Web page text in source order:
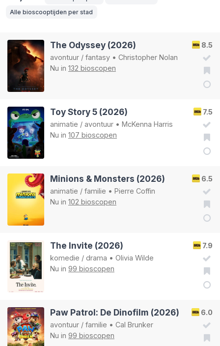
Alle bioscooptijden per stad
8.5
The Odyssey (2026)
avontuur / fantasy • Christopher Nolan
Nu in 132 bioscopen
7.5
Toy Story 5 (2026)
animatie / avontuur • McKenna Harris
Nu in 107 bioscopen
6.5
Minions & Monsters (2026)
animatie / familie • Pierre Coffin
Nu in 102 bioscopen
7.9
The Invite (2026)
komedie / drama • Olivia Wilde
Nu in 99 bioscopen
6.0
Paw Patrol: De Dinofilm (2026)
avontuur / familie • Cal Brunker
Nu in 99 bioscopen